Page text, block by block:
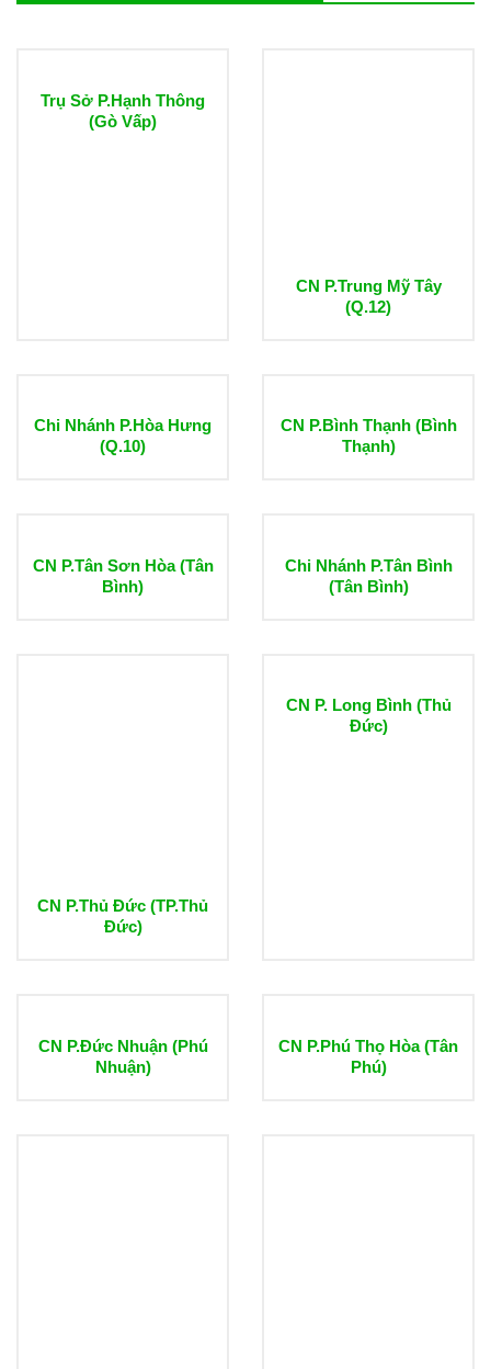
Trụ Sở P.Hạnh Thông
(Gò Vấp)
CN P.Trung Mỹ Tây
(Q.12)
Chi Nhánh P.Hòa Hưng
(Q.10)
CN P.Bình Thạnh (Bình
Thạnh)
CN P.Tân Sơn Hòa (Tân
Bình)
Chi Nhánh P.Tân Bình
(Tân Bình)
CN P.Thủ Đức (TP.Thủ
Đức)
CN P. Long Bình (Thủ
Đức)
CN P.Đức Nhuận (Phú
Nhuận)
CN P.Phú Thọ Hòa (Tân
Phú)